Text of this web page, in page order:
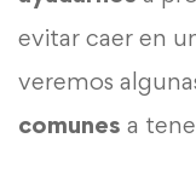
evitar caer en
veremos
comunes a